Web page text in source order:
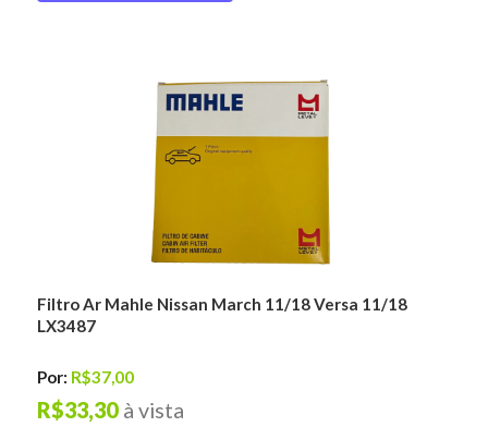
Filtro Ar Mahle Nissan March 11/18 Versa 11/18
LX3487
Por: R$37,00
à vista
R$33,30